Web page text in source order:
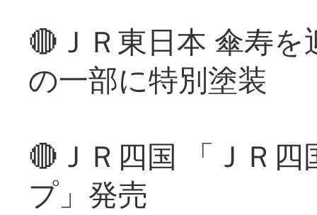
🔴ＪＲ東日本 傘寿
の一部に特別塗装
🔴ＪＲ四国 「ＪＲ
プ」発売